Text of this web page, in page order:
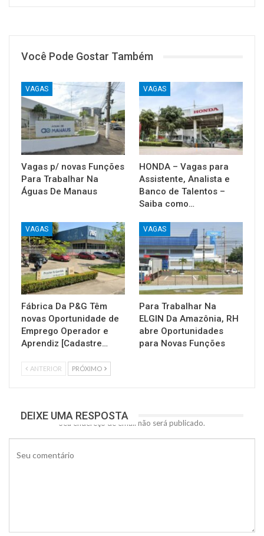
Você Pode Gostar Também
VAGAS
Vagas p/ novas Funções
Para Trabalhar Na
Águas De Manaus
VAGAS
HONDA – Vagas para
Assistente, Analista e
Banco de Talentos –
Saiba como…
VAGAS
Fábrica Da P&G Têm
novas Oportunidade de
Emprego Operador e
Aprendiz [Cadastre…
VAGAS
Para Trabalhar Na
ELGIN Da Amazônia, RH
abre Oportunidades
para Novas Funções
ANTERIOR PRÓXIMO
DEIXE UMA RESPOSTA
Seu endereço de email não será publicado.